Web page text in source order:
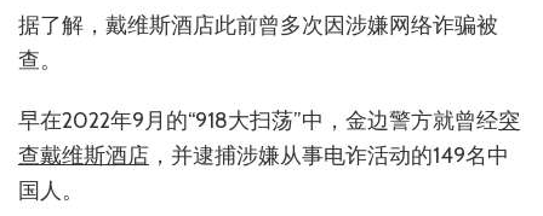
据了解，戴维斯酒店此前曾多次因涉嫌网络诈骗被
查。
早在2022年9月的“918大扫荡”中，金边警方就曾经突
查戴维斯酒店 ，并逮捕涉嫌从事电诈活动的149名中
国人。